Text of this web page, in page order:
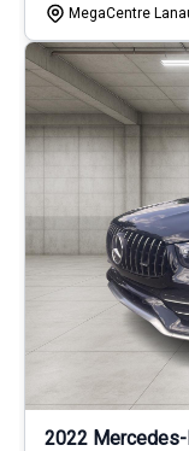
MegaCentre
2022 Mercedes-